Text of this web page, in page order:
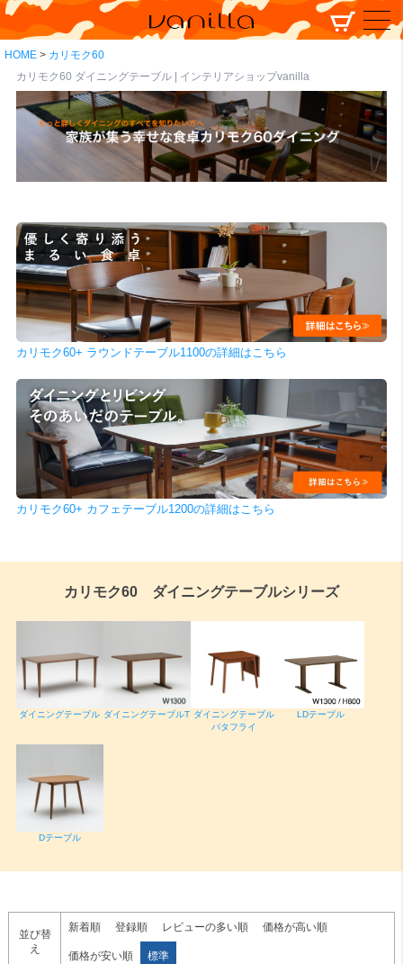
HOME
カリモク60
カリモク60 ダイニングテーブル | インテリアショップvanilla
検索
カリモク60+ ラウンドテーブル1100の詳細はこちら
カリモク60+ カフェテーブル1200の詳細はこちら
カリモク60 ダイニングテーブルシリーズ
ダイニングテーブル ダイニングテーブルT ダイニングテーブル
バタフライ
LDテーブル
Dテーブル
並び替
え
新着順 登録順 レビューの多い順 価格が高い順
価格が安い順 標準